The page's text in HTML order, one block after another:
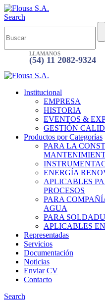
Search
LLAMANOS
(54) 11 2082-9324
Institucional
EMPRESA
HISTORIA
EVENTOS &
GESTIÓN
Productos por Categorías
PARA LA
ENERGÍA
APLICABLES
PROCESOS
PARA
AGUA
PARA
APLICABLES
Representadas
Servicios
Documentación
Noticias
Enviar CV
Contacto
Search